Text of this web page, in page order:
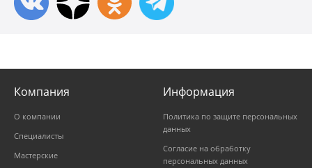
Компания
О компании
Специалисты
Мастерские
Информация
Политика по защите персональных
данных
Согласие на обработку
персональных данных